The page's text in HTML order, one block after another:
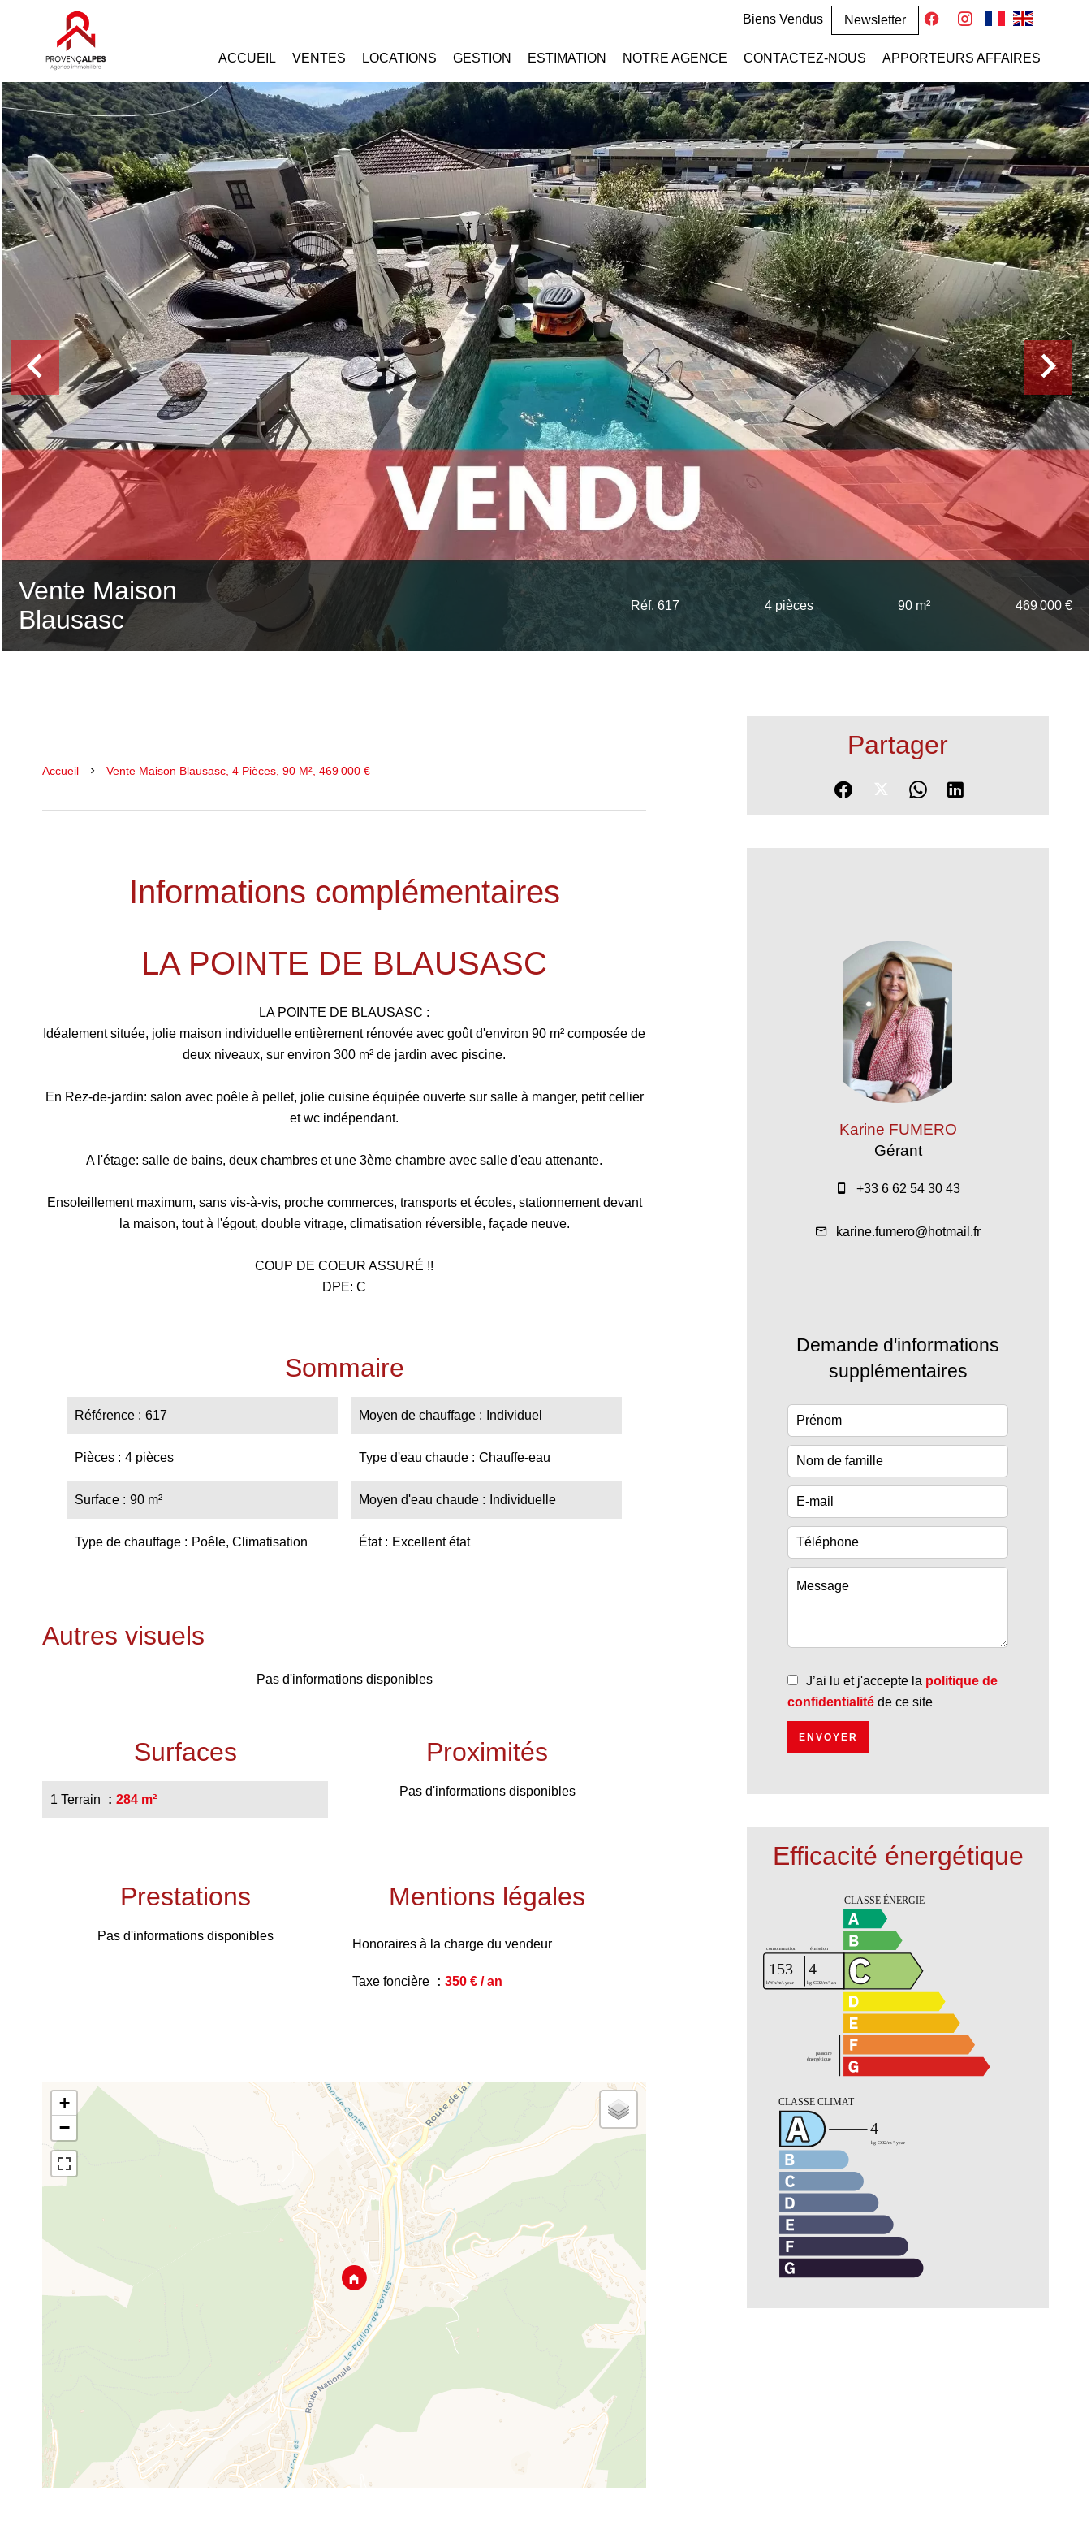
Biens Vendus Newsletter
ACCUEIL VENTES LOCATIONS GESTION ESTIMATION NOTRE AGENCE CONTACTEZ-NOUS APPORTEURS AFFAIRES
Vente Maison
Blausasc
Réf. 617 4 pièces 90 m² 469 000 €
Accueil Vente Maison Blausasc, 4 Pièces, 90 M², 469 000 €
Informations complémentaires
LA POINTE DE BLAUSASC
LA POINTE DE BLAUSASC :
Idéalement située, jolie maison individuelle entièrement rénovée avec goût d'environ 90 m² composée de
deux niveaux, sur environ 300 m² de jardin avec piscine.
En Rez-de-jardin: salon avec poêle à pellet, jolie cuisine équipée ouverte sur salle à manger, petit cellier
et wc indépendant.
A l'étage: salle de bains, deux chambres et une 3ème chambre avec salle d'eau attenante.
Ensoleillement maximum, sans vis-à-vis, proche commerces, transports et écoles, stationnement devant
la maison, tout à l'égout, double vitrage, climatisation réversible, façade neuve.
COUP DE COEUR ASSURÉ !!
DPE: C
Sommaire
Référence 617
Pièces 4 pièces
Surface 90 m²
Type de chauffage Poêle, Climatisation
Moyen de chauffage Individuel
Type d'eau chaude Chauffe-eau
Moyen d'eau chaude Individuelle
État Excellent état
Autres visuels
Pas d'informations disponibles
Surfaces
1 Terrain 284 m²
Proximités
Pas d'informations disponibles
Prestations
Pas d'informations disponibles
Mentions légales
Honoraires à la charge du vendeur
Taxe foncière 350 € / an
+
−
Partager
Karine FUMERO
Gérant
+33 6 62 54 30 43
karine.fumero@hotmail.fr
Demande d'informations
supplémentaires
J’ai lu et j'accepte la politique de
confidentialité de ce site
ENVOYER
Efficacité énergétique